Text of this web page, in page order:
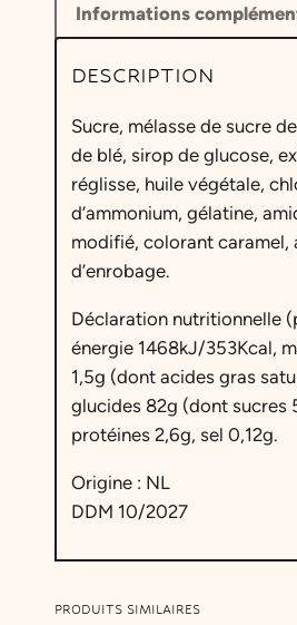
t
e
S
t
i
c
k
r
é
g
l
i
s
e
c
r
Informations
DESCRIPTION
Sucre, mélasse de sucre
de blé, sirop de glucose,
réglisse, huile végétale,
d’ammonium, gélatine,
modifié, colorant caramel,
d’enrobage.
Déclaration nutritionnelle
énergie 1468kJ/353Kcal,
1,5g (dont acides gras
glucides 82g (dont sucres
protéines 2,6g, sel 0,12g.
Origine : NL
DDM 10/2027
PRODUITS SIMILAIRES